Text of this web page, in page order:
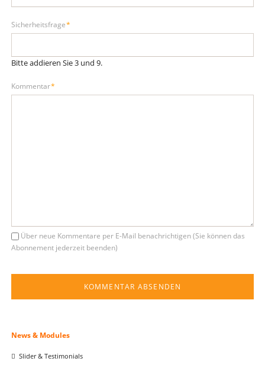
Pflichtfeld
Sicherheitsfrage*
Bitte addieren Sie 3 und 9.
Pflichtfeld
Kommentar*
Über neue Kommentare per E-Mail benachrichtigen (Sie können das
Abonnement jederzeit beenden)
KOMMENTAR ABSENDEN
Navigation
News & Modules
Slider & Testimonials